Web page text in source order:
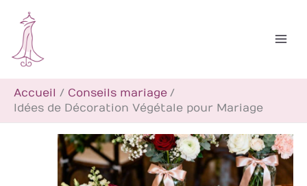
contenu
Accueil
Conseils mariage
Idées de Décoration Végétale pour Mariage
c
h
e